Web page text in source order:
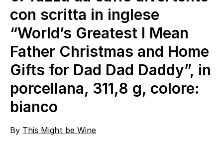
con scritta in inglese
“World’s Greatest I Mean
Father Christmas and Home
Gifts for Dad Dad Daddy”, in
porcellana, 311,8 g, colore:
bianco
By This Might be Wine